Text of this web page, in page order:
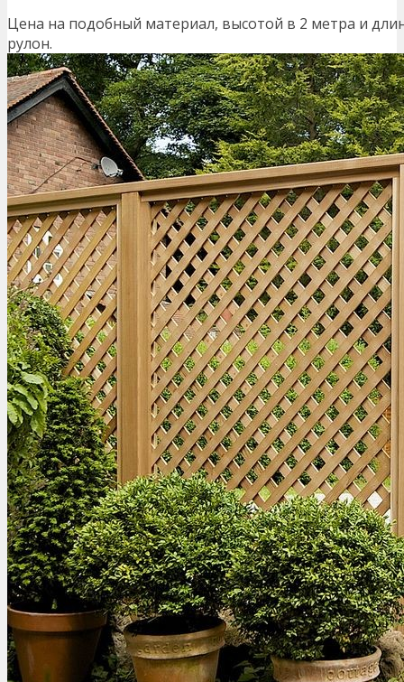
Цена на подобный материал, высотой в 2 метра и
рулон.